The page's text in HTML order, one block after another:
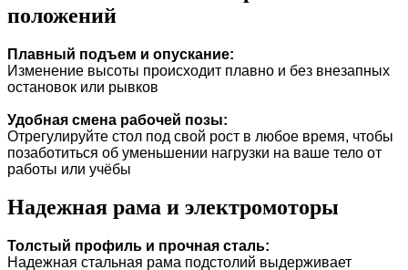
положений
Плавный подъем и опускание:
Изменение высоты происходит плавно и без внезапных
остановок или рывков
Удобная смена рабочей позы:
Отрегулируйте стол под свой рост в любое время, чтобы
позаботиться об уменьшении нагрузки на ваше тело от
работы или учёбы
Надежная рама и электромоторы
Толстый профиль и прочная сталь:
Надежная стальная рама подстолий выдерживает